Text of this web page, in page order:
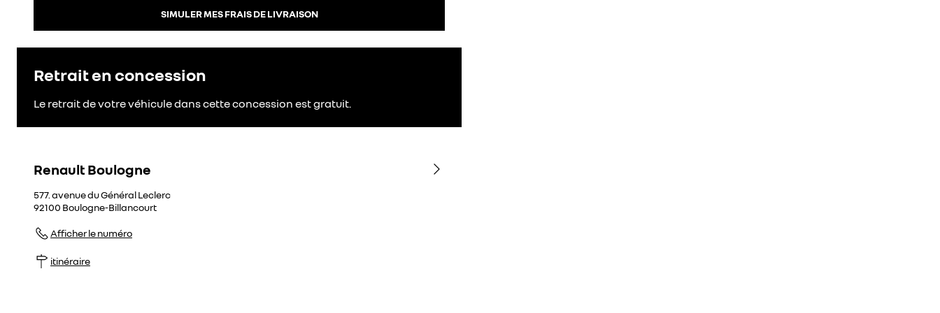
SIMULER MES FRAIS DE LIVRAISON
Retrait en concession
Le retrait de votre véhicule dans cette concession est gratuit.
Renault Boulogne
577. avenue du Général Leclerc
92100 Boulogne-Billancourt
Afficher le numéro
itinéraire